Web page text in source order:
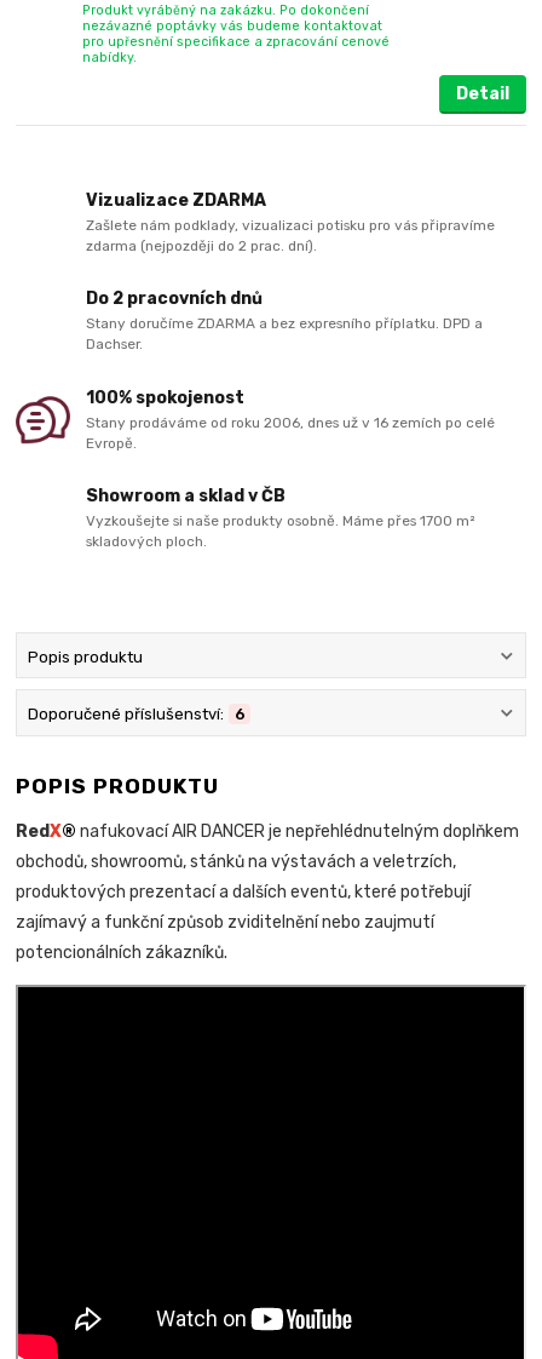
Produkt vyráběný na zakázku. Po dokončení
nezávazné poptávky vás budeme kontaktovat
pro upřesnění specifikace a zpracování cenové
nabídky.
Detail
Vizualizace ZDARMA
Zašlete nám podklady, vizualizaci potisku pro vás připravíme
zdarma (nejpozději do 2 prac. dní).
Do 2 pracovních dnů
Stany doručíme ZDARMA a bez expresního příplatku. DPD a
Dachser.
100% spokojenost
Stany prodáváme od roku 2006, dnes už v 16 zemích po celé
Evropě.
Showroom a sklad v ČB
Vyzkoušejte si naše produkty osobně. Máme přes 1700 m²
skladových ploch.
Popis produktu
Doporučené příslušenství: 6
POPIS PRODUKTU
RedX® nafukovací AIR DANCER je nepřehlédnutelným doplňkem
obchodů, showroomů, stánků na výstavách a veletrzích,
produktových prezentací a dalších eventů, které potřebují
zajímavý a funkční způsob zviditelnění nebo zaujmutí
potencionálních zákazníků.